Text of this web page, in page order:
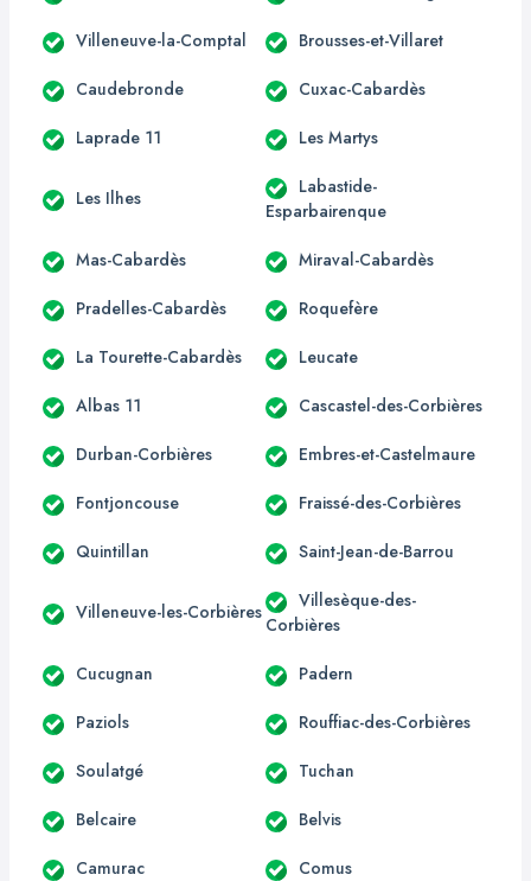
Villeneuve-la-Comptal Brousses-et-Villaret
Caudebronde Cuxac-Cabardès
Laprade 11 Les Martys
Les Ilhes
Labastide-
Esparbairenque
Mas-Cabardès Miraval-Cabardès
Pradelles-Cabardès Roquefère
La Tourette-Cabardès Leucate
Albas 11 Cascastel-des-Corbières
Durban-Corbières Embres-et-Castelmaure
Fontjoncouse Fraissé-des-Corbières
Quintillan Saint-Jean-de-Barrou
Villeneuve-les-Corbières
Villesèque-des-
Corbières
Cucugnan Padern
Paziols Rouffiac-des-Corbières
Soulatgé Tuchan
Belcaire Belvis
Camurac Comus